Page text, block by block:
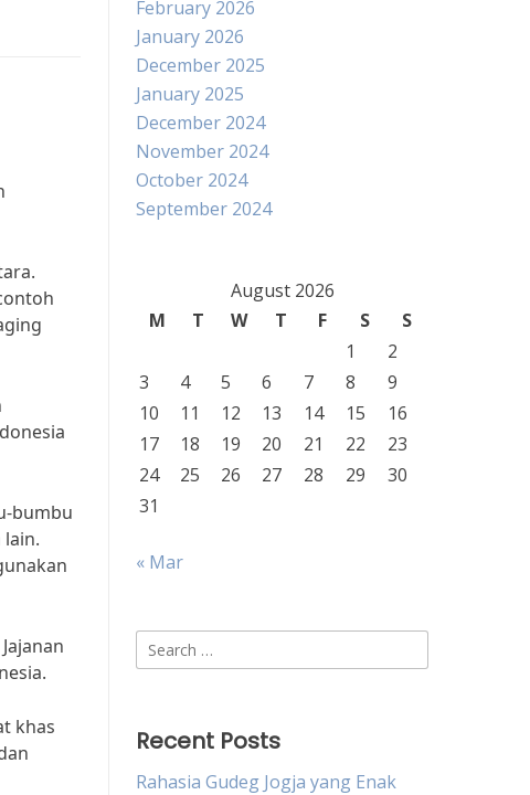
bumbu
khas
February 2026
January 2026
December 2025
January 2025
December 2024
November 2024
October 2024
September 2024
August 2026
M
T W T F S
S
1
2
3
4 5 6 7 8
9
10
11 12 13 14 15
16
17
18 19 20 21 22
23
24
25 26 27 28 29
30
31
« Mar
Search
for:
Recent Posts
Rahasia Gudeg Jogja yang Enak